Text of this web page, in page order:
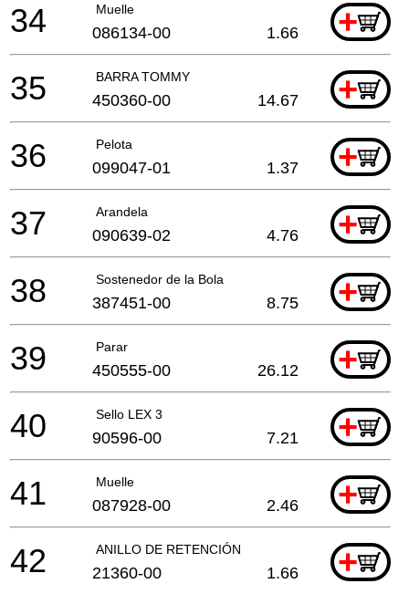
Muelle +
34 086134-00 1.66
BARRA TOMMY +
35 450360-00 14.67
Pelota +
36 099047-01 1.37
Arandela +
37 090639-02 4.76
Sostenedor de la Bola +
38 387451-00 8.75
Parar +
39 450555-00 26.12
Sello LEX 3 +
40 90596-00 7.21
Muelle +
41 087928-00 2.46
ANILLO DE RETENCIÓN +
42 21360-00 1.66